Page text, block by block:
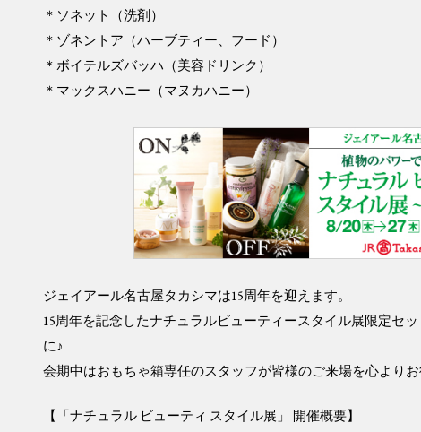
＊ソネット（洗剤）
＊ゾネントア（ハーブティー、フード）
＊ボイテルズバッハ（美容ドリンク）
＊マックスハニー（マヌカハニー）
ジェイアール名古屋タカシマは15周年を迎えます。
15周年を記念したナチュラルビューティースタイル展限定セ
に♪
会期中はおもちゃ箱専任のスタッフが皆様のご来場を心よりお
【「ナチュラル ビューティ スタイル展」 開催概要】